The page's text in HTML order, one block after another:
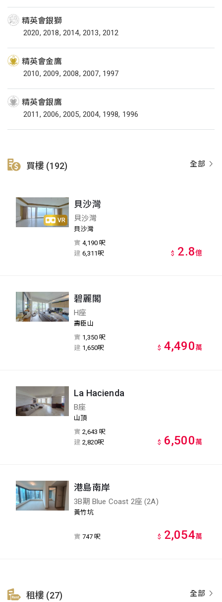
精英會銀獅
2020, 2018, 2014, 2013, 2012
精英會金鷹
2010, 2009, 2008, 2007, 1997
精英會銀鷹
2011, 2006, 2005, 2004, 1998, 1996
全部
買樓 (192)
VR
貝沙灣
貝沙灣
貝沙灣
實 4,190 呎
建 6,311呎 $ 2.8億
碧麗閣
H座
壽臣山
實 1,350 呎
建 1,650呎 $ 4,490萬
La Hacienda
B座
山頂
實 2,643 呎
建 2,820呎 $ 6,500萬
港島南岸
3B期 Blue Coast 2座 (2A)
黃竹坑
實 747 呎 $ 2,054萬
全部
租樓 (27)